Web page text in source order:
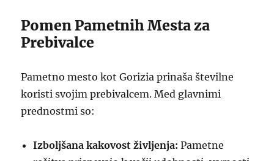
Pomen Pametnih Mesta za
Prebivalce
Pametno mesto kot Gorizia prinaša številne
koristi svojim prebivalcem. Med glavnimi
prednostmi so:
Izboljšana kakovost življenja: Pametne